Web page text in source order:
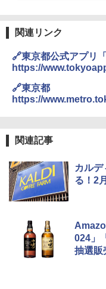
3
4
4
関連リンク
🔗東京都公式アプリ
https://
🔗東京都
https://
関連記事
カルデ
る！2
024」
抽選販